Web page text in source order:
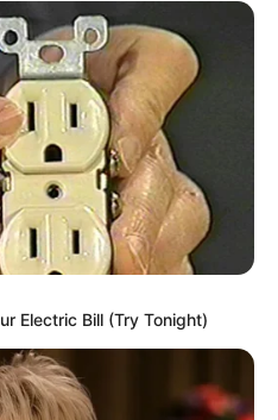
Electric Bill (Try Tonight)